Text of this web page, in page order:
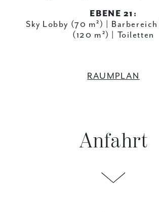
EBENE 21:
Sky Lobby (70 m²) | Barbereich
(120 m²) | Toiletten
RAUMPLAN
Anfahrt